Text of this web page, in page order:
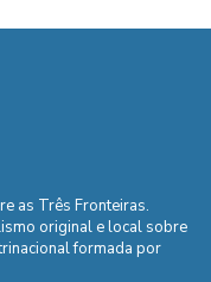
as Três Fronteiras.
original e local sobre
formada por